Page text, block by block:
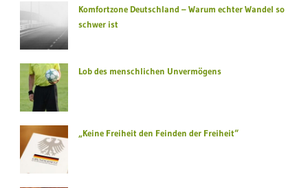
Komfortzone Deutschland – Warum echter Wandel so
schwer ist
Lob des menschlichen Unvermögens
„Keine Freiheit den Feinden der Freiheit“